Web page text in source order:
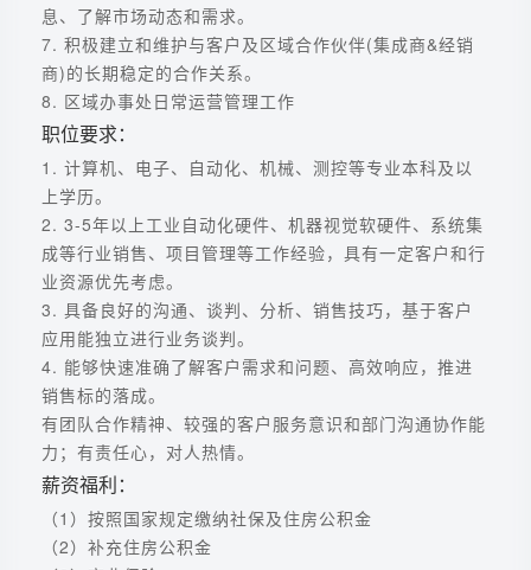
息、了解市场动态和需求。
7. 积极建立和维护与客户及区域合作伙伴(集成商&经销
商)的长期稳定的合作关系。
8. 区域办事处日常运营管理工作
职位要求：
1. 计算机、电子、自动化、机械、测控等专业本科及以
上学历。
2. 3-5年以上工业自动化硬件、机器视觉软硬件、系统集
成等行业销售、项目管理等工作经验，具有一定客户和行
业资源优先考虑。
3. 具备良好的沟通、谈判、分析、销售技巧，基于客户
应用能独立进行业务谈判。
4. 能够快速准确了解客户需求和问题、高效响应，推进
销售标的落成。
有团队合作精神、较强的客户服务意识和部门沟通协作能
力；有责任心，对人热情。
薪资福利：
（1）按照国家规定缴纳社保及住房公积金
（2）补充住房公积金